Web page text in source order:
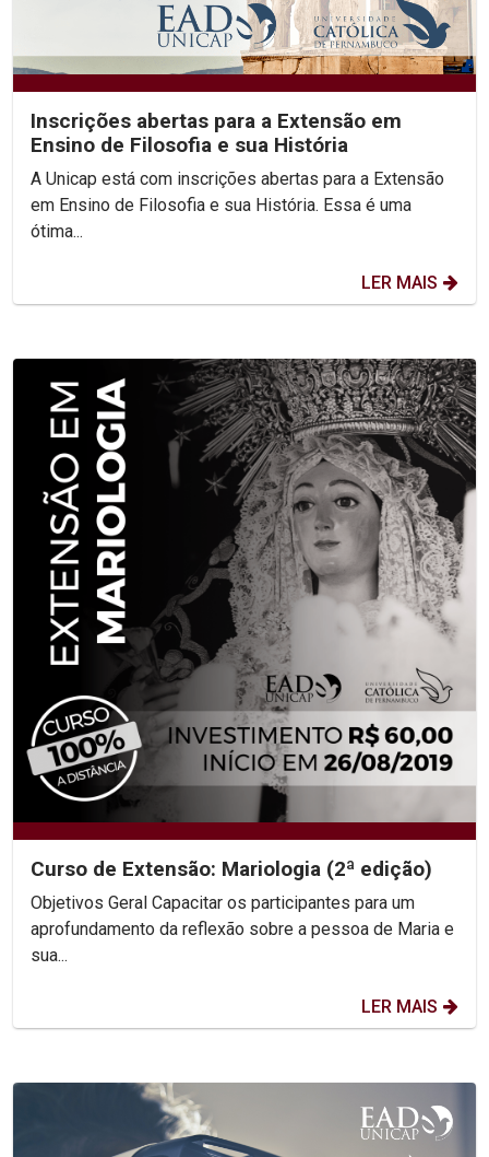
Inscrições abertas para a Extensão em
Ensino de Filosofia e sua História
A Unicap está com inscrições abertas para a Extensão
em Ensino de Filosofia e sua História. Essa é uma
ótima...
LER MAIS
Curso de Extensão: Mariologia (2ª edição)
Objetivos Geral Capacitar os participantes para um
aprofundamento da reflexão sobre a pessoa de Maria e
sua...
LER MAIS